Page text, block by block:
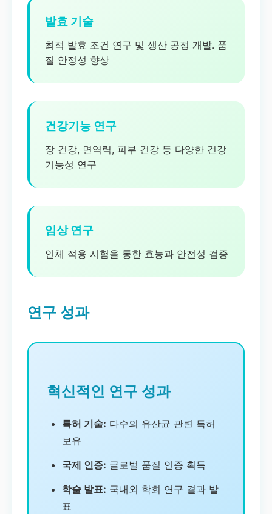
발효 기술
최적 발효 조건 연구 및 생산 공정 개발. 품
질 안정성 향상
건강기능 연구
장 건강, 면역력, 피부 건강 등 다양한 건강
기능성 연구
임상 연구
인체 적용 시험을 통한 효능과 안전성 검증
연구 성과
혁신적인 연구 성과
특허 기술: 다수의 유산균 관련 특허
보유
국제 인증: 글로벌 품질 인증 획득
학술 발표: 국내외 학회 연구 결과 발
표